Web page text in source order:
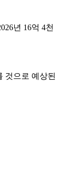
년 16억 4천
것으로 예상된